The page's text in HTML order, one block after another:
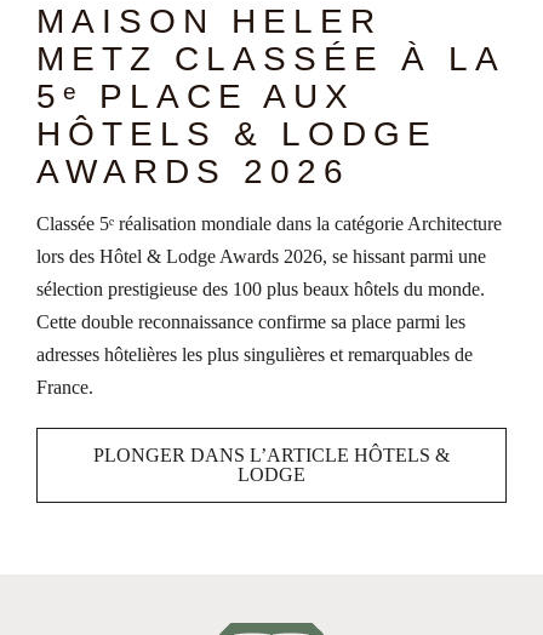
MAISON HELER
METZ CLASSÉE À LA
5ᵉ PLACE AUX
HÔTELS & LODGE
AWARDS 2026
Classée 5ᵉ réalisation mondiale dans la catégorie Architecture
lors des Hôtel & Lodge Awards 2026, se hissant parmi une
sélection prestigieuse des 100 plus beaux hôtels du monde.
Cette double reconnaissance confirme sa place parmi les
adresses hôtelières les plus singulières et remarquables de
France.
PLONGER DANS L’ARTICLE HÔTELS &
LODGE